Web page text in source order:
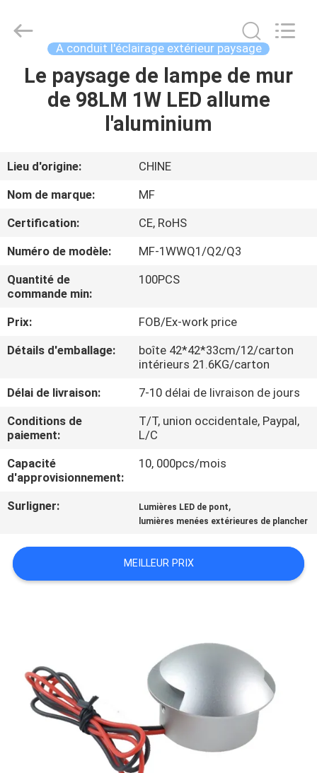
MAISON
VIDÉOS
PROPOS
DE
NOUS
VISITE
D'USINE
CONTRÔLE
DE
QUALITÉ
CONTACTEZ-
NOUS
DEMANDEZ
UNE
DU
SITE
Ming
Feng
Reserved.
A conduit l'éclairage extérieur paysage
Le paysage de lampe de mur
de 98LM 1W LED allume
l'aluminium
Lieu d'origine:
CHINE
Nom de marque:
MF
Certification:
CE, RoHS
Numéro de modèle:
MF-1WWQ1/Q2/Q3
Quantité de
commande min:
100PCS
Prix:
FOB/Ex-work price
Détails d'emballage:
boîte 42*42*33cm/12/carton
intérieurs 21.6KG/carton
Délai de livraison:
7-10 délai de livraison de jours
Conditions de
paiement:
T/T, union occidentale, Paypal,
L/C
Capacité
d'approvisionnement:
10, 000pcs/mois
Surligner: Lumières LED de pont,
lumières menées extérieures de plancher
MEILLEUR PRIX